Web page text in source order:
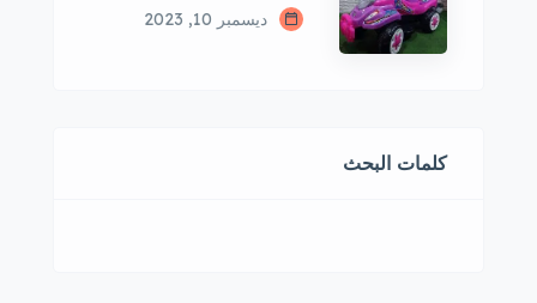
ديسمبر 10, 2023
كلمات البحث